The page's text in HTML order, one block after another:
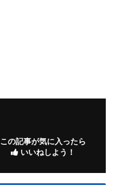
この記事が気に入ったら
いいねしよう！